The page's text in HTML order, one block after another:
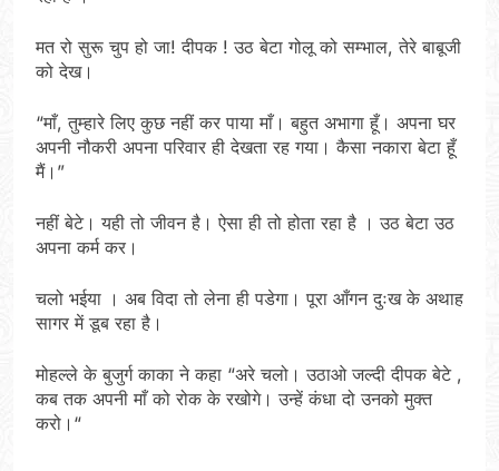
मत रो सुरू चुप हो जा! दीपक ! उठ बेटा गोलू को सम्भाल, तेरे बाबूजी
को देख।
“माँ, तुम्हारे लिए कुछ नहीं कर पाया माँ। बहुत अभागा हूँ। अपना घर
अपनी नौकरी अपना परिवार ही देखता रह गया। कैसा नकारा बेटा हूँ
मैं।”
नहीं बेटे। यही तो जीवन है। ऐसा ही तो होता रहा है । उठ बेटा उठ
अपना कर्म कर।
चलो भईया । अब विदा तो लेना ही पडेगा। पूरा आँगन दुःख के अथाह
सागर में डूब रहा है।
मोहल्ले के बुजुर्ग काका ने कहा “अरे चलो। उठाओ जल्दी दीपक बेटे ,
कब तक अपनी माँ को रोक के रखोगे। उन्हें कंधा दो उनको मुक्त
करो।“